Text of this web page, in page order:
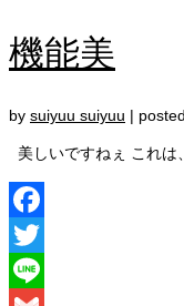
機能美
by suiyuu suiyuu |
美しいですねぇ これ
Facebook
Twitter